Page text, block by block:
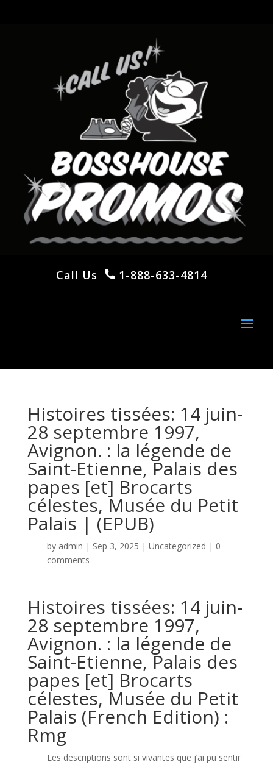
Call Us 1-888-633-4814
Histoires tissées: 14 juin-
28 septembre 1997,
Avignon. : la légende de
Saint-Etienne, Palais des
papes [et] Brocarts
célestes, Musée du Petit
Palais | (EPUB)
by admin | Sep 3, 2025 | Uncategorized | 0
comments
Histoires tissées: 14 juin-
28 septembre 1997,
Avignon. : la légende de
Saint-Etienne, Palais des
papes [et] Brocarts
célestes, Musée du Petit
Palais (French Edition) :
Rmg
Les descriptions sont si vivantes que j’ai pu sentir